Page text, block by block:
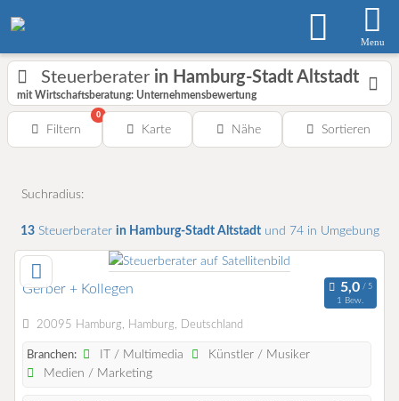
Menu
Steuerberater in Hamburg-Stadt Altstadt
mit Wirtschaftsberatung: Unternehmensbewertung
Filtern
0
Karte Nähe Sortieren
Suchradius:
13Steuerberater in Hamburg-Stadt Altstadtund 74 in Umgebung
Gerber + Kollegen
1 Bew.
20095 Hamburg, Hamburg, Deutschland
Branchen: IT / Multimedia
Künstler / Musiker
Medien / Marketing